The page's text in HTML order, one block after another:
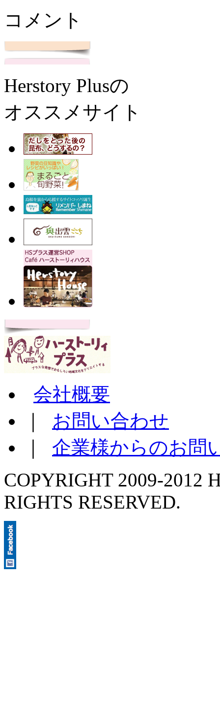
コメント
Herstory Plusの
オススメサイト
会社概要
お問い合わせ
企業様からのお問
COPYRIGHT 2009-2012
RIGHTS RESERVED.